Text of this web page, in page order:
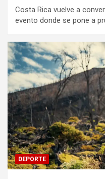
Costa Rica vuelve a
evento donde se pone a
DEPORTE